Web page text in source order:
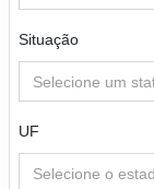
Situação
Selecione um
UF
Selecione o